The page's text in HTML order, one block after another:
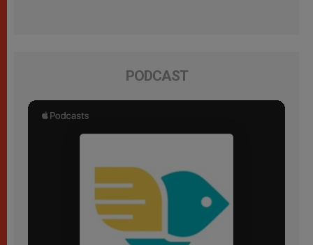
PODCAST